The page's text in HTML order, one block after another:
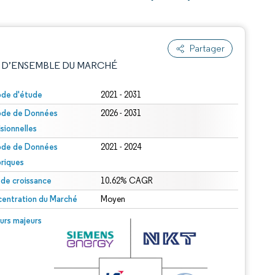
Partager
DU MARCHÉ
d'étude 2021 - 2031
de Données
2026 - 2031
de Données
2021 - 2024
croissance 10.62% CAGR
du Marché Moyen
majeurs
© Mordor Intelligence. La réutilisation nécessite une attribution sous CC BY 4.0.
sous CC BY 4.0.